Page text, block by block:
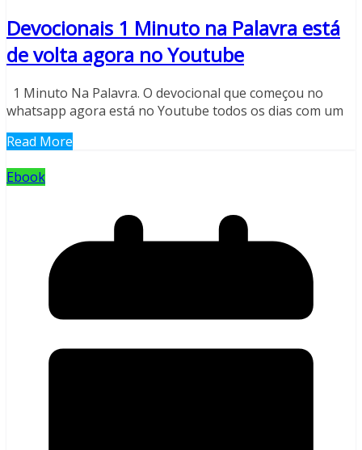
Devocionais 1 Minuto na Palavra está
de volta agora no Youtube
1 Minuto Na Palavra. O devocional que começou no
whatsapp agora está no Youtube todos os dias com um
Read More
Ebook